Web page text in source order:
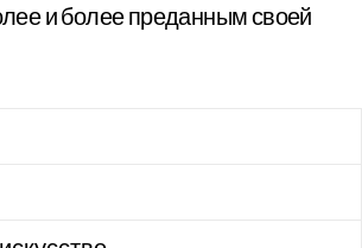
и более преданным своей